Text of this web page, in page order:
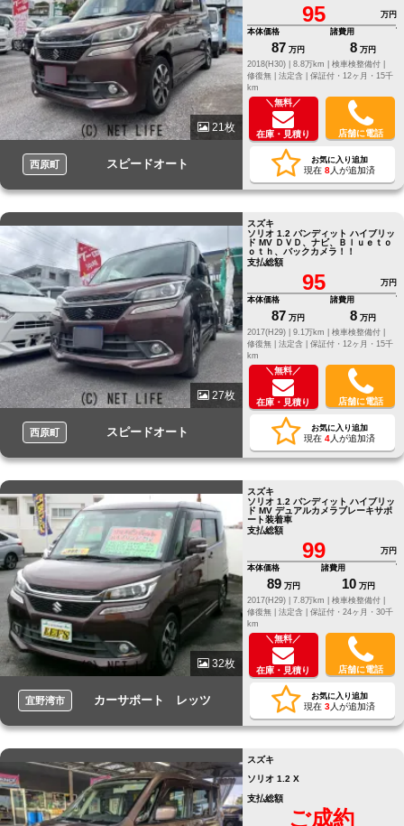
21枚
西原町 スピードオート
95
万円
本体価格
87 万円
諸費用
8 万円
2018(H30) |
8.8万km |
検車検整備付 |
修復無 | 法定含 | 保証付・12ヶ月・15千
km
＼無料／
在庫・見積り 店舗に電話
お気に入り追加
現在 8人が追加済
27枚
西原町 スピードオート
スズキ
ソリオ 1.2 バンディット ハイブリッ
ド MV ＤＶＤ、ナビ、Ｂｌｕｅｔｏ
ｏｔｈ、バックカメラ！！
支払総額
95
万円
本体価格
87 万円
諸費用
8 万円
2017(H29) |
9.1万km |
検車検整備付 |
修復無 | 法定含 | 保証付・12ヶ月・15千
km
＼無料／
在庫・見積り 店舗に電話
お気に入り追加
現在 4人が追加済
32枚
宜野湾市 カーサポート レッツ
スズキ
ソリオ 1.2 バンディット ハイブリッ
ド MV デュアルカメラブレーキサポ
ート装着車
支払総額
99
万円
本体価格
89 万円
諸費用
10 万円
2017(H29) |
7.8万km |
検車検整備付 |
修復無 | 法定含 | 保証付・24ヶ月・30千
km
＼無料／
在庫・見積り 店舗に電話
お気に入り追加
現在 3人が追加済
スズキ
ソリオ 1.2 X
支払総額
ご成約